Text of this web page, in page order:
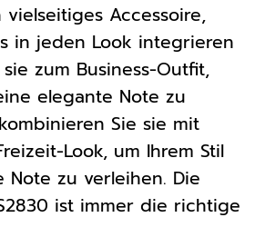
Accessoire,
in jeden Look integrieren
zum Business-Outfit,
elegante Note zu
Sie sie mit
Look, um Ihrem Stil
zu verleihen. Die
ist immer die richtige